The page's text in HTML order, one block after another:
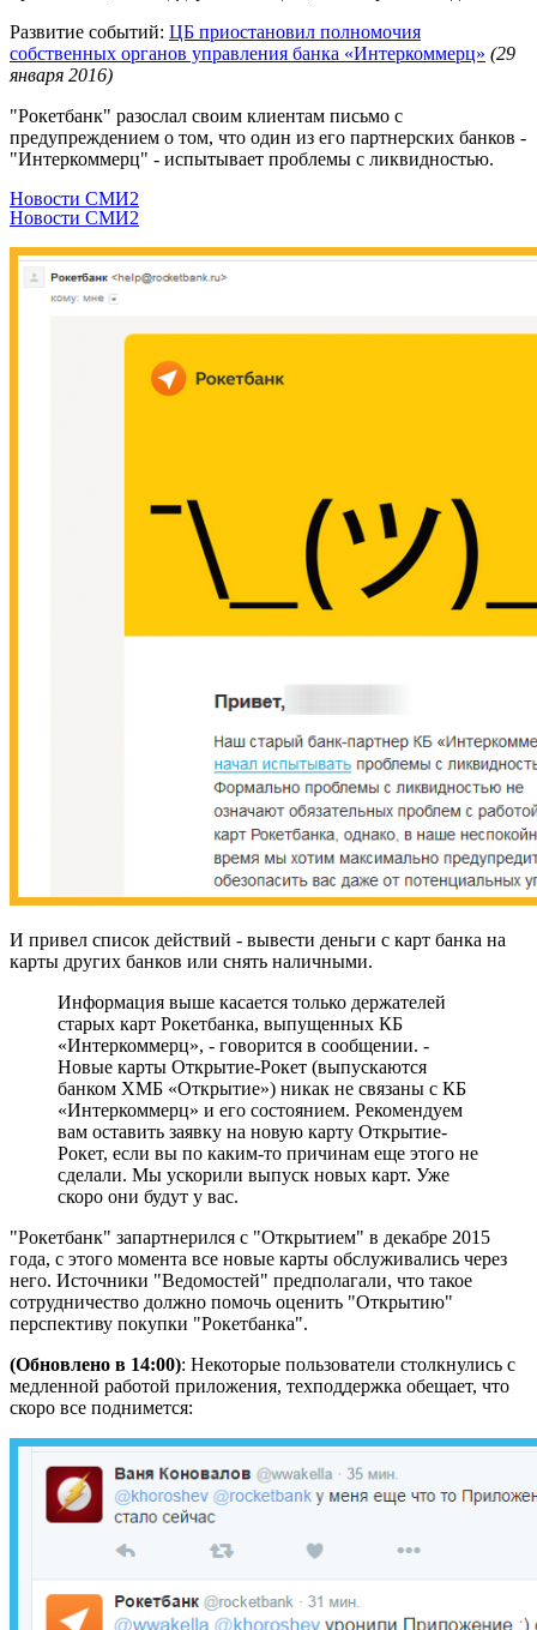
Развитие событий: ЦБ приостановил полномочия
собственных органов управления банка «Интеркоммерц» (29
января 2016)
"Рокетбанк" разослал своим клиентам письмо с
предупреждением о том, что один из его партнерских банков -
"Интеркоммерц" - испытывает проблемы с ликвидностью.
Новости СМИ2
Новости СМИ2
И привел список действий - вывести деньги с карт банка на
карты других банков или снять наличными.
Информация выше касается только держателей
старых карт Рокетбанка, выпущенных КБ
«Интеркоммерц», - говорится в сообщении. -
Новые карты Открытие-Рокет (выпускаются
банком ХМБ «Открытие») никак не связаны с КБ
«Интеркоммерц» и его состоянием. Рекомендуем
вам оставить заявку на новую карту Открытие-
Рокет, если вы по каким-то причинам еще этого не
сделали. Мы ускорили выпуск новых карт. Уже
скоро они будут у вас.
"Рокетбанк" запартнерился с "Открытием" в декабре 2015
года, с этого момента все новые карты обслуживались через
него. Источники "Ведомостей" предполагали, что такое
сотрудничество должно помочь оценить "Открытию"
перспективу покупки "Рокетбанка".
(Обновлено в 14:00): Некоторые пользователи столкнулись с
медленной работой приложения, техподдержка обещает, что
скоро все поднимется: